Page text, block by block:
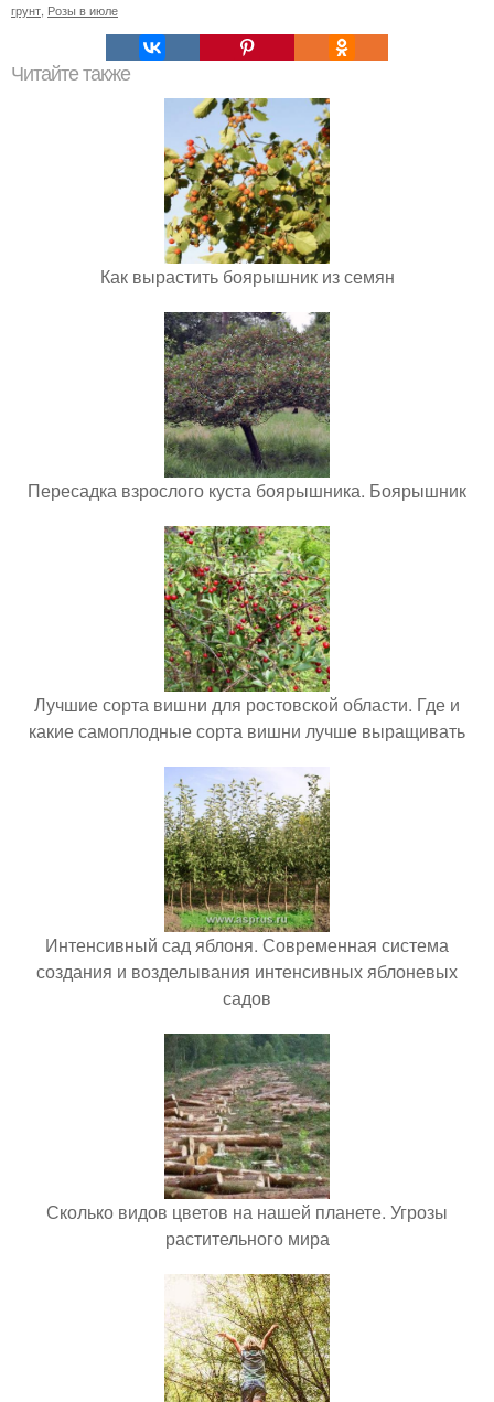
грунт Розы в июле
Читайте также
Как вырастить боярышник из семян
Пересадка взрослого куста боярышника. Боярышник
Лучшие сорта вишни для ростовской области. Где и
какие самоплодные сорта вишни лучше выращивать
Интенсивный сад яблоня. Современная система
создания и возделывания интенсивных яблоневых
садов
Сколько видов цветов на нашей планете. Угрозы
растительного мира